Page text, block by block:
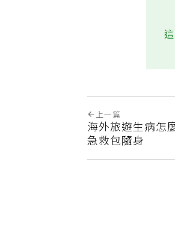
上一篇
海外旅遊生病怎
急救包隨身